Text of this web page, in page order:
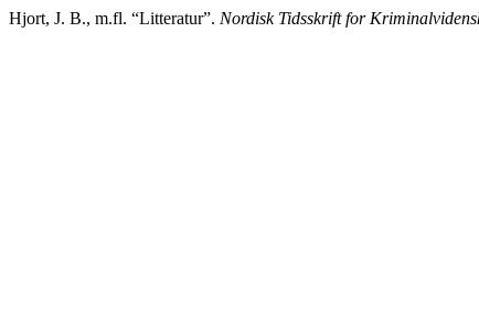
Hjort, J. B., m.fl. “Litteratur”. Nordisk Tidsskrift for